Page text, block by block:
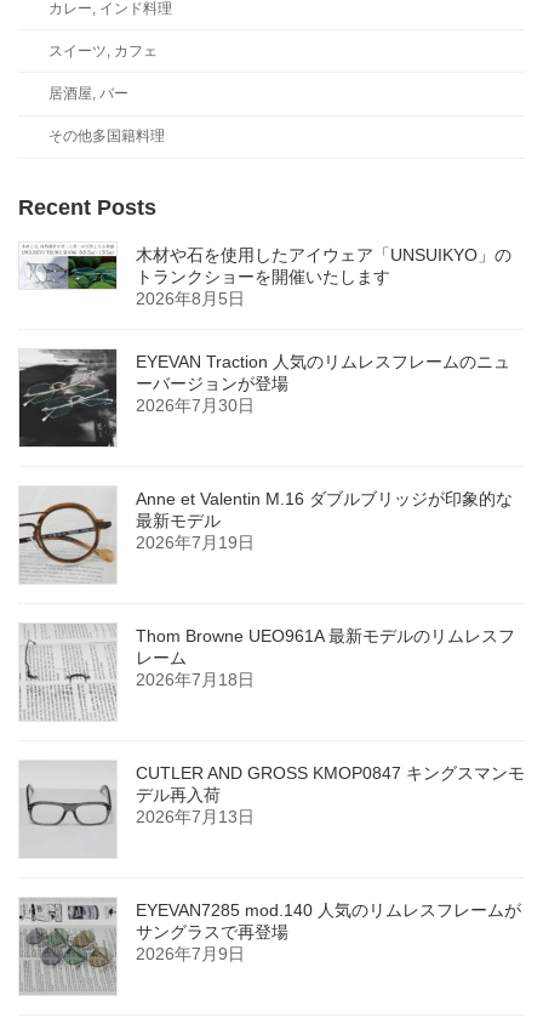
カレー, インド料理
スイーツ, カフェ
居酒屋, バー
その他多国籍料理
Recent Posts
木材や石を使用したアイウェア「UNSUIKYO」の
トランクショーを開催いたします
2026年8月5日
EYEVAN Traction 人気のリムレスフレームのニュ
ーバージョンが登場
2026年7月30日
Anne et Valentin M.16 ダブルブリッジが印象的な
最新モデル
2026年7月19日
Thom Browne UEO961A 最新モデルのリムレスフ
レーム
2026年7月18日
CUTLER AND GROSS KMOP0847 キングスマンモ
デル再入荷
2026年7月13日
EYEVAN7285 mod.140 人気のリムレスフレームが
サングラスで再登場
2026年7月9日